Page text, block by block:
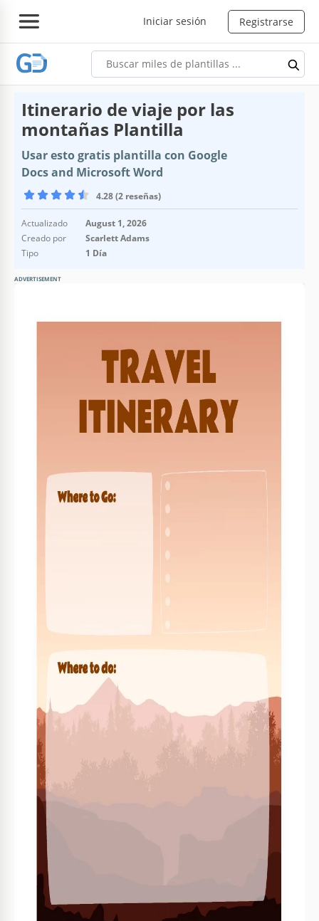
Iniciar sesión Registrarse
Itinerario de viaje por las
montañas Plantilla
Usar esto gratis plantilla con Google
Docs and Microsoft Word
4.28 (2 reseñas)
Actualizado
August 1, 2026
Creado por
Scarlett Adams
Tipo
1 Día
ADVERTISEMENT